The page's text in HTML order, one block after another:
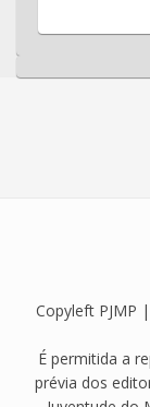
Copyleft PJMP |
É permitida a
prévia dos